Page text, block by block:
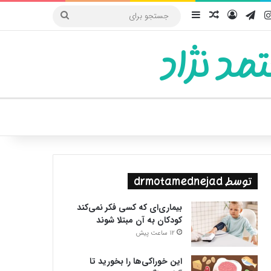
اینستاگرام
تلگرامورودنوشته تصادفی
سایدبار
جستجو
نژاد
پوسته
توسط drmotamednejad
بیماری‌ای که کسی فکر نمی‌کند
کودکان به آن مبتلا شوند
12 ساعت پیش
این خوراکی‌ها را بخورید تا